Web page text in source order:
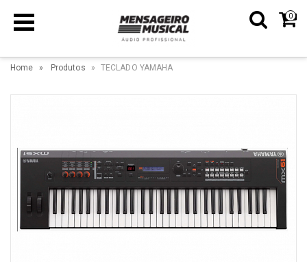
0
Home Produtos TECLADO YAMAHA